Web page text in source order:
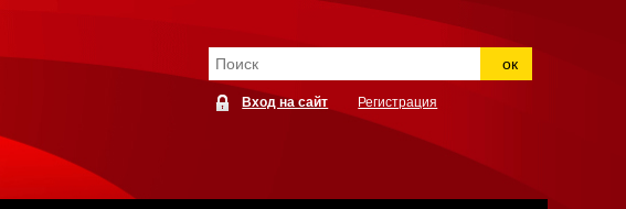
ок
Вход на сайт Регистрация